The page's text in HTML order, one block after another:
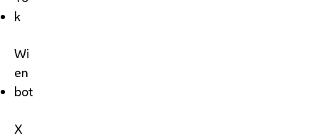
k
Wi
en
bot
X